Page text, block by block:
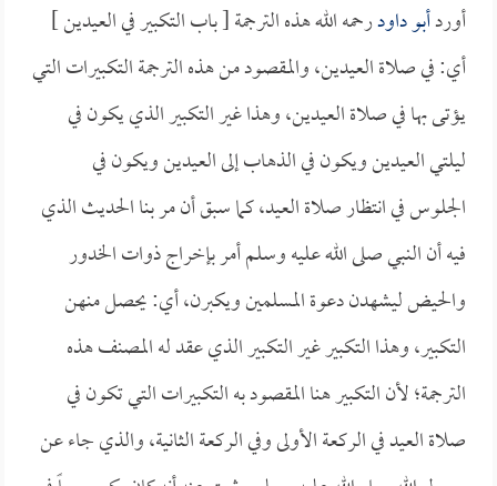
أوردأبو داودرحمه الله هذه الترجمة [ باب التكبير في العيدين ]
أي: في صلاة العيدين، والمقصود من هذه الترجمة التكبيرات التي
يؤتى بها في صلاة العيدين، وهذا غير التكبير الذي يكون في
ليلتي العيدين ويكون في الذهاب إلى العيدين ويكون في
الجلوس في انتظار صلاة العيد، كما سبق أن مر بنا الحديث الذي
فيه أن النبي صلى الله عليه وسلم أمر بإخراج ذوات الخدور
والحيض ليشهدن دعوة المسلمين ويكبرن، أي: يحصل منهن
التكبير، وهذا التكبير غير التكبير الذي عقد له المصنف هذه
الترجمة؛ لأن التكبير هنا المقصود به التكبيرات التي تكون في
صلاة العيد في الركعة الأولى وفي الركعة الثانية، والذي جاء عن